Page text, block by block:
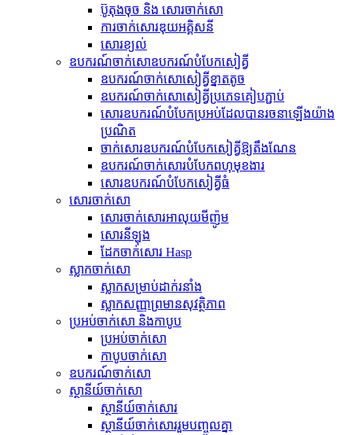
ប៊ូតុងចុច និង សោរចាក់សោ
ការចាក់សោរឌុយអគ្គិសនី
សោរ​ខ្យល់
ឧបករណ៍​ចាក់សោ​ឧបករណ៍​បំបែក​សៀគ្វី
ឧបករណ៍​ចាក់សោ​សៀគ្វី​ខ្នាតតូច
ឧបករណ៍​ចាក់សោ​សៀគ្វី​ប្រភេទ​គៀប​ភ្ជាប់
សោរ​ឧបករណ៍​បំបែក​ប្រអប់​ដែល​បាន​រចនា​ឡើង​យ៉ាង​
ប្រណិត
ចាក់សោរឧបករណ៍បំបែកសៀគ្វីឱ្យតឹងណែន
ឧបករណ៍ចាក់សោរបំបែកពហុមុខងារ
សោរ​ឧបករណ៍​បំបែក​សៀគ្វី​ធំ
សោរចាក់សោ
សោរចាក់សោរអាលុយមីញ៉ូម
សោរ​នីឡុង
ដែកចាក់សោរ Hasp
ស្លាកចាក់សោ
ស្លាក​សម្រាប់​ដាក់​រនាំង
ស្លាកសញ្ញាព្រមានសុវត្ថិភាព
ប្រអប់ចាក់សោ និងកាបូប
ប្រអប់ចាក់សោ
កាបូបចាក់សោ
ឧបករណ៍ចាក់សោ
ស្ថានីយ៍ចាក់សោ
ស្ថានីយ៍ចាក់សោរ
ស្ថានីយ៍ចាក់សោររួមបញ្ចូលគ្នា